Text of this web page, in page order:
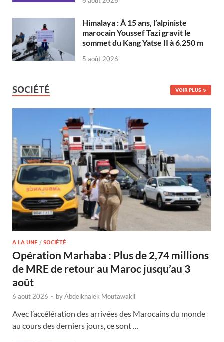
Himalaya : À 15 ans, l’alpiniste
marocain Youssef Tazi gravit le
sommet du Kang Yatse II à 6.250 m
5 août 2026
SOCIÉTÉ VOIR PLUS
A LA UNE / SOCIÉTÉ
Opération Marhaba : Plus de 2,74 millions
de MRE de retour au Maroc jusqu’au 3
août
6 août 2026 - byAbdelkhalek Moutawakil
Avec l’accélération des arrivées des Marocains du monde
au cours des derniers jours, ce sont …